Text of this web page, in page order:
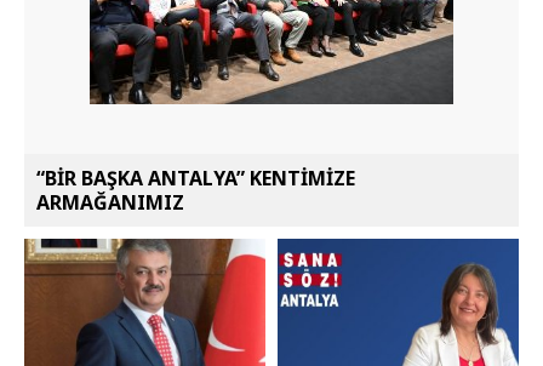
“BİR BAŞKA ANTALYA” KENTİMİZE
ARMAĞANIMIZ